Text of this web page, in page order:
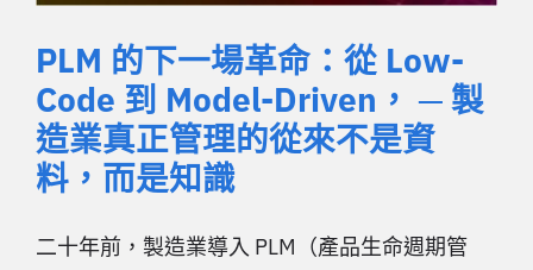
PLM 的下一場革命：從 Low-
Code 到 Model-Driven， ─ 製
造業真正管理的從來不是資
料，而是知識
二十年前，製造業導入 PLM（產品生命週期管